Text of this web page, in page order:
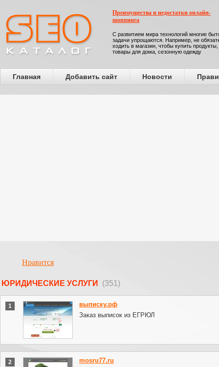
Преимущества и недостатки онлайн-
шоппинга
С развитием мира технологий многие
задачи упрощаются. Например, не
ходить в магазин, чтобы купить продукты,
товары для дома, сезонную одежду
Главная Добавить сайт Новости
Нравится
ЮРИДИЧЕСКИЕ УСЛУГИ (351)
1
выписку.рф
Заказ выписок из ЕГРЮЛ
2
mosru77.ru